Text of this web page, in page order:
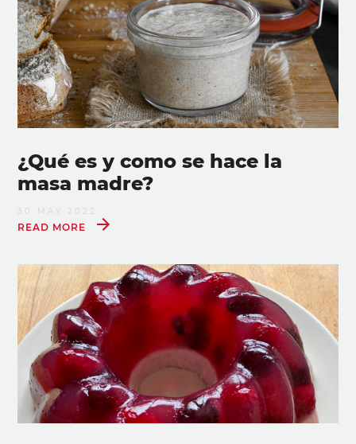
¿Qué es y como se hace la
masa madre?
30 MAY 2022
READ MORE